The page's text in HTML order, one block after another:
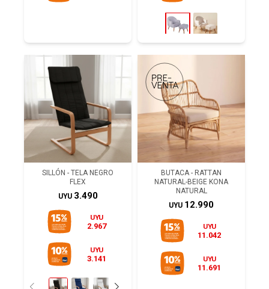
SILLÓN - TELA NEGRO
FLEX
UYU 3.490
UYU
2.967
UYU
3.141
BUTACA - RATTAN
NATURAL-BEIGE KONA
NATURAL
UYU 12.990
UYU
11.042
UYU
11.691